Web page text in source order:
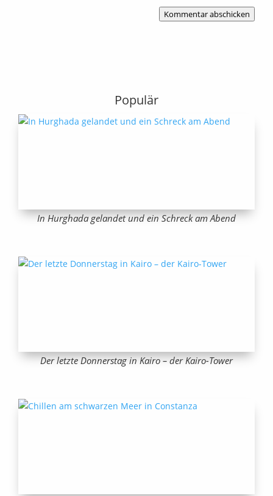
Kommentar abschicken
Populär
In Hurghada gelandet und ein Schreck am Abend
Der letzte Donnerstag in Kairo – der Kairo-Tower